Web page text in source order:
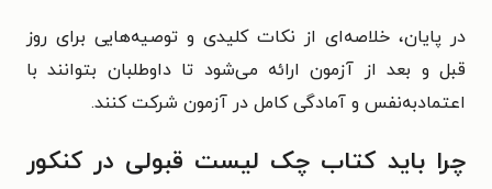
در پایان، خلاصه‌ای از نکات کلیدی و توصیه‌هایی برای روز
قبل و بعد از آزمون ارائه می‌شود تا داوطلبان بتوانند با
اعتمادبه‌نفس و آمادگی کامل در آزمون شرکت کنند.
چرا باید کتاب چک لیست قبولی در کنکور